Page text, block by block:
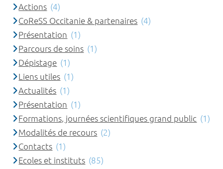
Actions (4)
CoReSS Occitanie & partenaires (4)
Présentation (1)
Parcours de soins (1)
Dépistage (1)
Liens utiles (1)
Actualités (1)
Présentation (1)
Formations, journées scientifiques grand public (1)
Modalités de recours (2)
Contacts (1)
Ecoles et instituts (85)